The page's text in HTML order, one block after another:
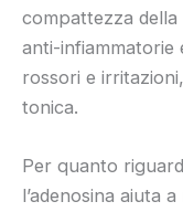
compattezza
anti-infiammatorie
rossori e
tonica.
Per quanto
l’adenosina aiuta